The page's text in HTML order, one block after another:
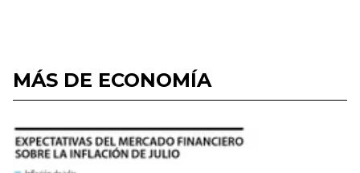
MÁS DE ECONOMÍA